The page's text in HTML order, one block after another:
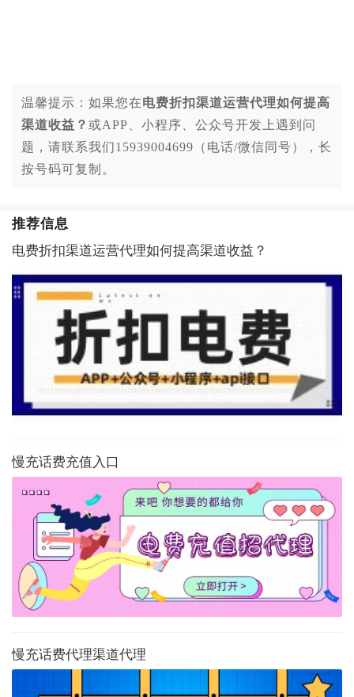
温馨提示：如果您在电费折扣渠道运营代理如何提高
渠道收益？ 或APP、小程序、公众号开发上遇到问
题，请联系我们15939004699（电话/微信同号），长
按号码可复制。
推荐信息
电费折扣渠道运营代理如何提高渠道收益？
慢充话费充值入口
慢充话费代理渠道代理